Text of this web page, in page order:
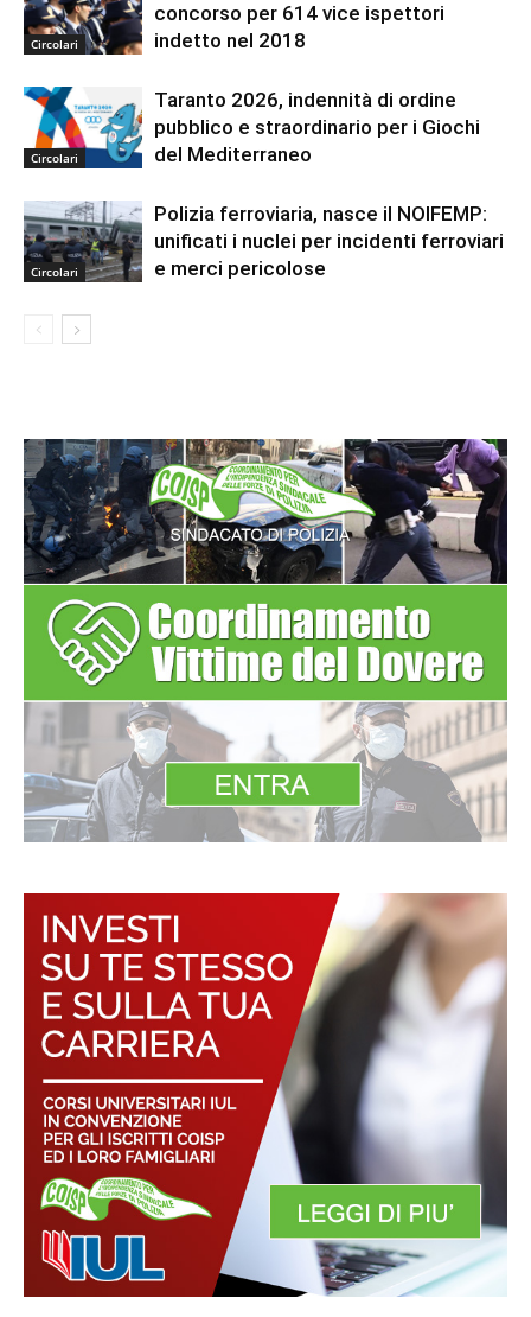
Circolari
concorso per 614 vice ispettori
indetto nel 2018
Circolari
Taranto 2026, indennità di ordine
pubblico e straordinario per i Giochi
del Mediterraneo
Circolari
Polizia ferroviaria, nasce il NOIFEMP:
unificati i nuclei per incidenti ferroviari
e merci pericolose